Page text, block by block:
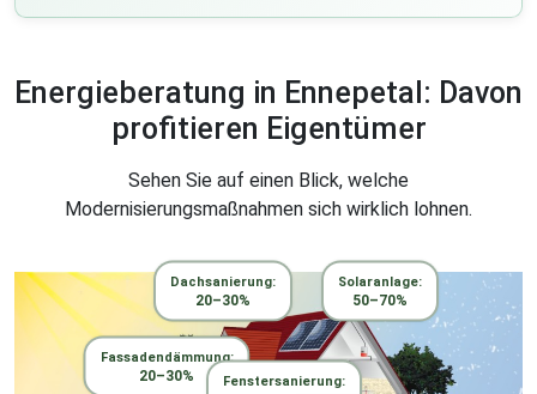
Energieberatung in Ennepetal: Davon
profitieren Eigentümer
Sehen Sie auf einen Blick, welche
Modernisierungsmaßnahmen sich wirklich lohnen.
Dachsanierung:
20–30%
Solaranlage:
50–70%
Fassadendämmung:
20–30% Fenstersanierung: